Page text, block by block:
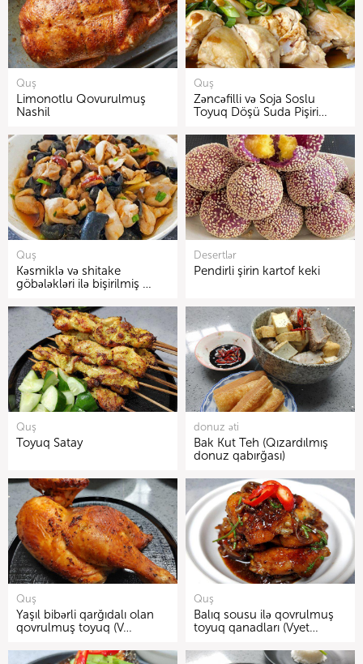
Quş
Limonotlu Qovurulmuş
Nashil
Quş
Zəncəfilli və Soja Soslu
Toyuq Döşü Suda Pişiri…
Quş
Kəsmiklə və shitake
göbələkləri ilə bişirilmiş …
Desertlər
Pendirli şirin kartof keki
Quş
Toyuq Satay
donuz əti
Bak Kut Teh (Qızardılmış
donuz qabırğası)
Quş
Yaşıl bibərli qarğıdalı olan
qovrulmuş toyuq (V…
Quş
Balıq sousu ilə qovrulmuş
toyuq qanadları (Vyet…